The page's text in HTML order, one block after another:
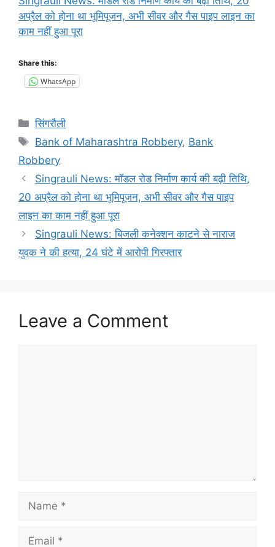
अप्रैल को होना था भूमिपूजन, अभी सीवर और गैस पाइप लाइन का
काम नहीं हुआ पूरा
Share this:
WhatsApp
Categories
सिंगरौली
Tags
Bank of Maharashtra Robbery, Bank
Robbery
Singrauli News: मॉडल रोड निर्माण कार्य की बढ़ी तिथि,
20 अप्रैल को होना था भूमिपूजन, अभी सीवर और गैस पाइप
लाइन का काम नहीं हुआ पूरा
Singrauli News: बिजली कनेक्शन काटने से नाराज
युवक ने की हत्या, 24 घंटे में आरोपी गिरफ्तार
Leave a Comment
Name
Email